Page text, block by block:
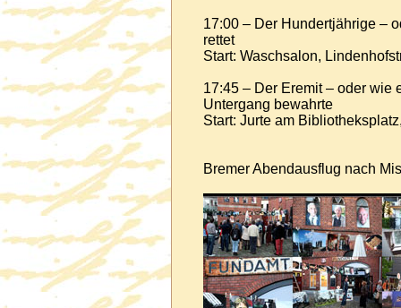
17:00 – Der Hundertjährige –
rettet
Start: Waschsalon,
17:45 – Der Eremit – oder wie
Untergang bewahrte
Start: Jurte am
Bremer Abendausflug nach